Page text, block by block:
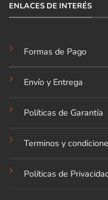
ENLACES DE INTERÉS
Formas de Pago
Envío y Entrega
Políticas de Garantía
Terminos y
Políticas de